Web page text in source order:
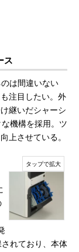
ス
は間違いない
注目したい。外
継いだシャーシ
機構を採用。ツ
上させている。
れており、本体